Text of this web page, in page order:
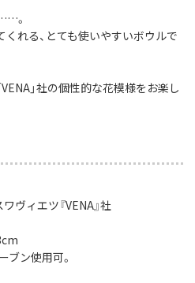
。
れる、とても使いやすいボウルで
」社の個性的な花模様をお楽し
ヴィエツ『VENA』社
ブン使用可。